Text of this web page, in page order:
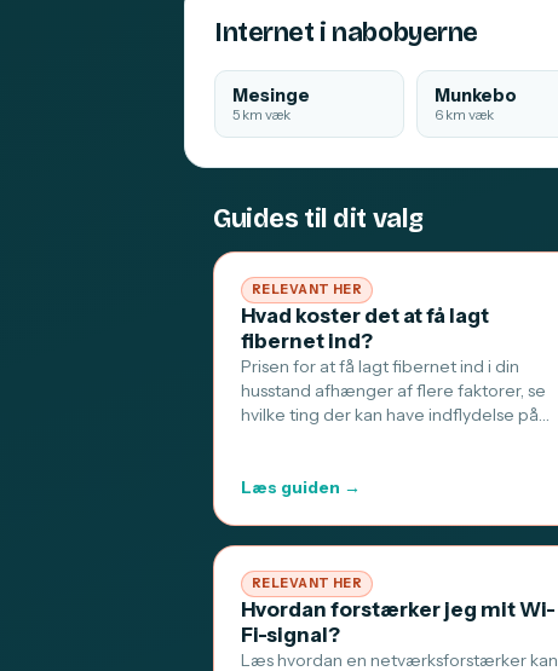
Internet i nabobyerne
Mesinge
5 km væk
Munkebo
6 km væk
Guides til dit valg
RELEVANT HER
Hvad koster det at få lagt
fibernet ind?
Prisen for at få lagt fibernet ind i din
husstand afhænger af flere faktorer, se
hvilke ting der kan have indflydelse på…
Læs guiden →
RELEVANT HER
Hvordan forstærker jeg mit Wi-
Fi-signal?
Læs hvordan en netværksforstærker kan